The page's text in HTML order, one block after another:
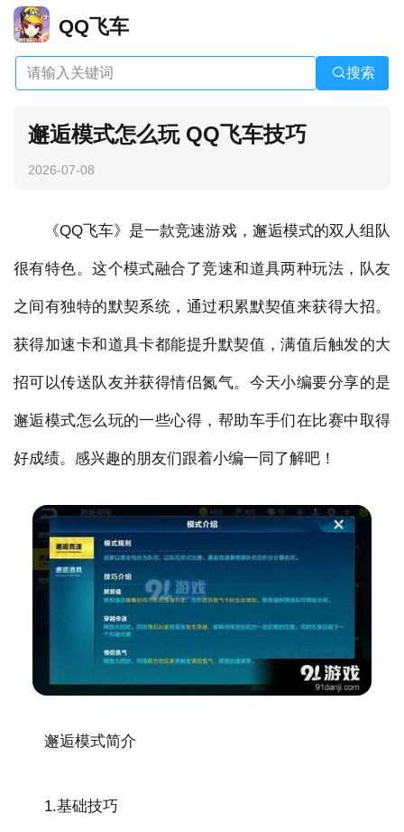
QQ飞车
搜索
邂逅模式怎么玩 QQ飞车技巧
2026-07-08
《QQ飞车》是一款竞速游戏，邂逅模式的双人组队
很有特色。这个模式融合了竞速和道具两种玩法，队友
之间有独特的默契系统，通过积累默契值来获得大招。
获得加速卡和道具卡都能提升默契值，满值后触发的大
招可以传送队友并获得情侣氮气。今天小编要分享的是
邂逅模式怎么玩的一些心得，帮助车手们在比赛中取得
好成绩。感兴趣的朋友们跟着小编一同了解吧！
邂逅模式简介
1.基础技巧